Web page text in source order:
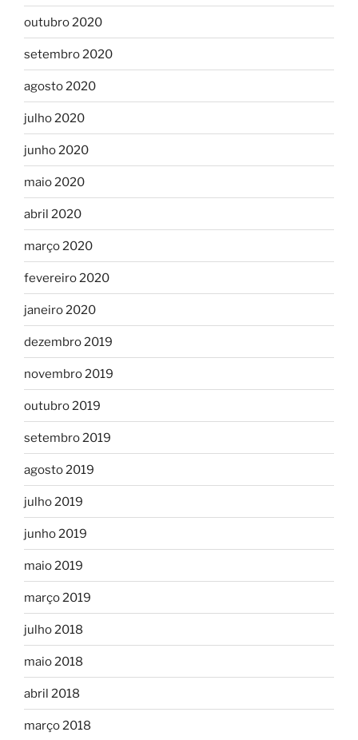
outubro 2020
setembro 2020
agosto 2020
julho 2020
junho 2020
maio 2020
abril 2020
março 2020
fevereiro 2020
janeiro 2020
dezembro 2019
novembro 2019
outubro 2019
setembro 2019
agosto 2019
julho 2019
junho 2019
maio 2019
março 2019
julho 2018
maio 2018
abril 2018
março 2018